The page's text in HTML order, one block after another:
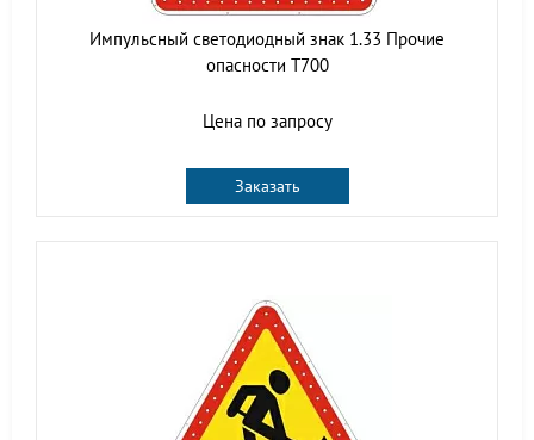
Импульсный светодиодный знак 1.33 Прочие
опасности Т700
Цена по запросу
Заказать